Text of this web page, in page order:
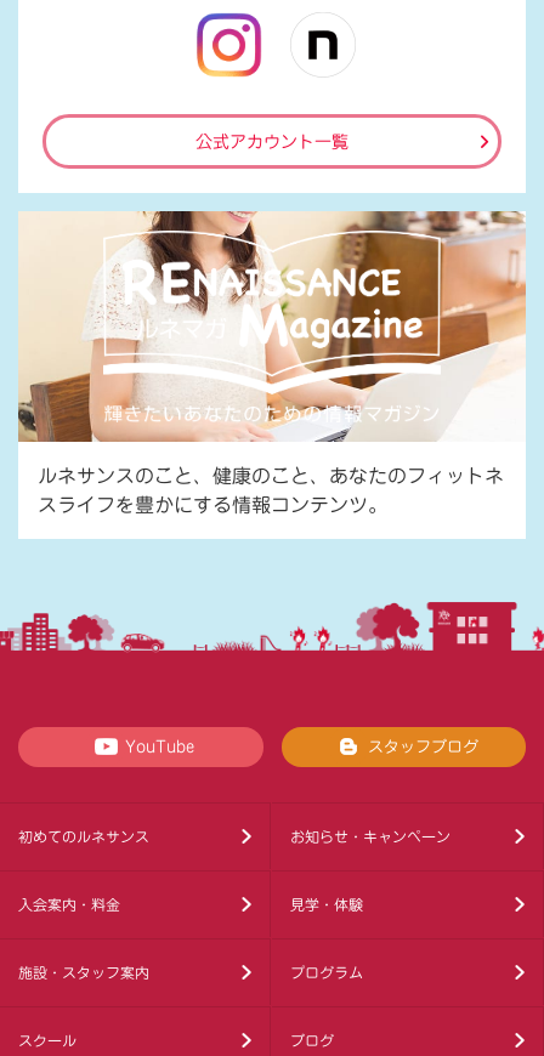
公式アカウント一覧
ルネサンスのこと、健康のこと、あなたのフィットネ
スライフを豊かにする情報コンテンツ。
YouTube スタッフブログ
初めてのルネサンス お知らせ・キャンペーン
入会案内・料金 見学・体験
施設・スタッフ案内 プログラム
スクール ブログ